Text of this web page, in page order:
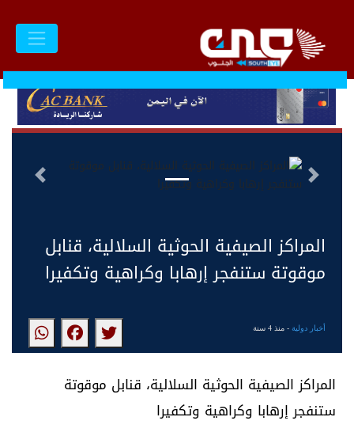
التالى السابق
المراكز الصيفية الحوثية السلالية، قنابل
موقوتة ستنفجر إرهابا وكراهية وتكفيرا
أخبار دولية- منذ 4 سنة
المراكز الصيفية الحوثية السلالية، قنابل موقوتة
ستنفجر إرهابا وكراهية وتكفيرا